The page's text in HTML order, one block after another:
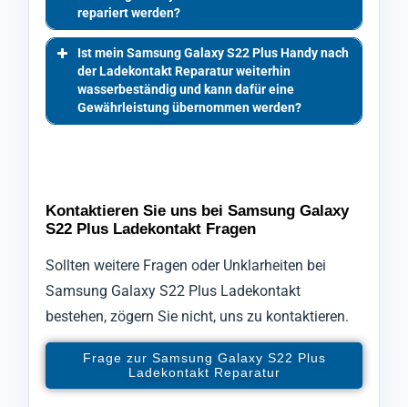
repariert werden?
Ist mein Samsung Galaxy S22 Plus Handy nach
der Ladekontakt Reparatur weiterhin
wasserbeständig und kann dafür eine
Gewährleistung übernommen werden?
Kontaktieren Sie uns bei Samsung Galaxy
S22 Plus Ladekontakt Fragen
Sollten weitere Fragen oder Unklarheiten bei
Samsung Galaxy S22 Plus Ladekontakt
bestehen, zögern Sie nicht, uns zu kontaktieren.
Frage zur Samsung Galaxy S22 Plus
Ladekontakt Reparatur